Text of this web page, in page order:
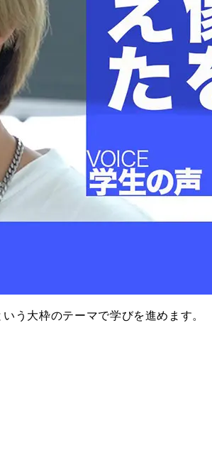
う大枠のテーマで学びを進めます。